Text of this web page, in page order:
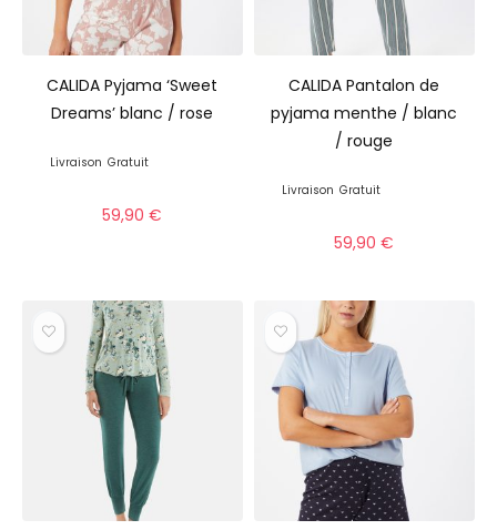
CALIDA Pyjama ‘Sweet
Dreams’ blanc / rose
Livraison Gratuit
59,90€
CALIDA Pantalon de
pyjama menthe / blanc
/ rouge
Livraison Gratuit
59,90€